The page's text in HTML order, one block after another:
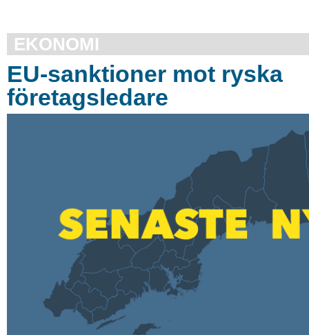
EKONOMI
EU-sanktioner mot ryska
företagsledare